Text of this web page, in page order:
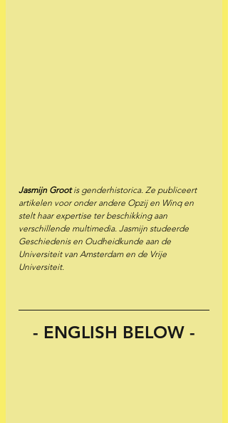
Jasmijn Groot is genderhistorica. Ze publiceert
artikelen voor onder andere Opzij en Winq en
stelt haar expertise ter beschikking aan
verschillende multimedia. Jasmijn studeerde
Geschiedenis en Oudheidkunde aan de
Universiteit van Amsterdam en de Vrije
Universiteit.
- ENGLISH BELOW -